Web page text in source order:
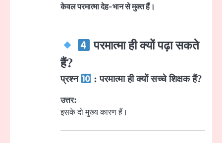
केवल परमात्मा देह-भान से मुक्त हैं।
परमात्मा ही क्यों पढ़ा सकते
हैं?
प्रश्न : परमात्मा ही क्यों सच्चे शिक्षक हैं?
उत्तर:
इसके दो मुख्य कारण हैं।